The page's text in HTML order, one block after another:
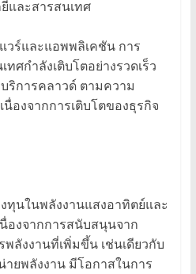
และสารสนเทศ
ร์และแอพพลิเคชัน การ
ศกำลังเติบโตอย่างรวดเร็ว
ริการคลาวด์ ตามความ
องจากการเติบโตของธุรกิจ
ทุนในพลังงานแสงอาทิตย์และ
องจากการสนับสนุนจาก
ลังงานที่เพิ่มขึ้น เช่นเดียวกับ
ยพลังงาน มีโอกาสในการ